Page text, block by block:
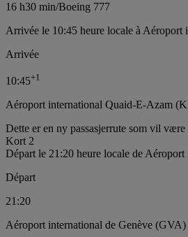
16 h30 min/Boeing 777
Arrivée le 10:45 heure locale à
Arrivée
10:45+1
Aéroport international Quaid-E-Azam
Dette er en ny passasjerrute som vil
Kort 2
Départ le 21:20 heure locale de
Départ
21:20
Aéroport international de Genève (GVA)